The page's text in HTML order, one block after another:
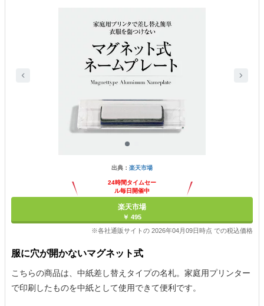
出典： 楽天市場
24時間タイムセー
ル毎日開催中
楽天市場
￥ 495
※各社通販サイトの 2026年04月09日時点 での税込価格
服に穴が開かないマグネット式
こちらの商品は、中紙差し替えタイプの名札。家庭用プリンター
で印刷したものを中紙として使用できて便利です。